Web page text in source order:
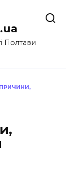
Полтави